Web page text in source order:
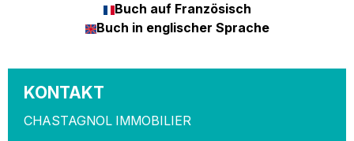
Buch auf Französisch
Buch in englischer Sprache
KONTAKT
CHASTAGNOL IMMOBILIER